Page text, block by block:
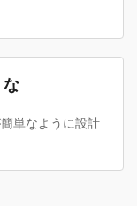
な
単なように設計